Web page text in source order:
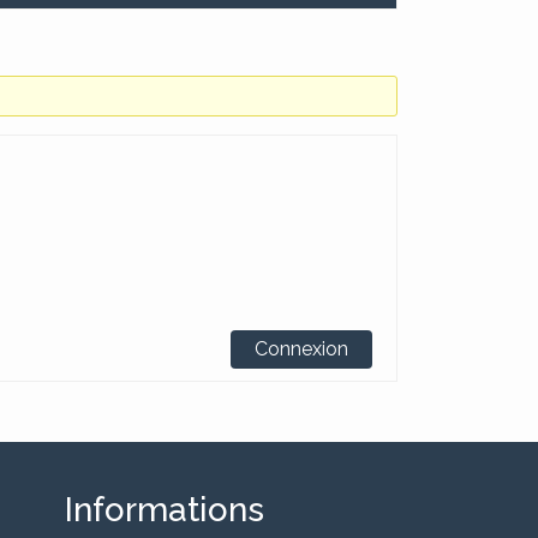
Connexion
Informations